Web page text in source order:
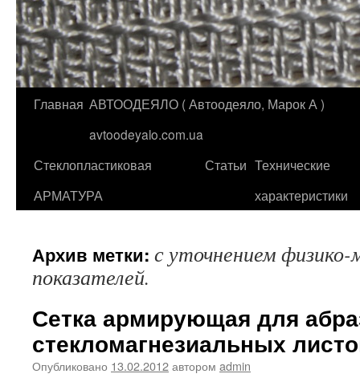
Перейти
содержимому
Главная АВТООДЕЯЛО ( Автоодеяло, Марок А )
avtoodeyalo.com.ua
Стеклопластиковая
АРМАТУРА
Статьи Технические
характеристики
Архив метки: с уточнением физико-
показателей.
Сетка армирующая для
стекломагнезиальных
Опубликовано 13.02.2012автором admin